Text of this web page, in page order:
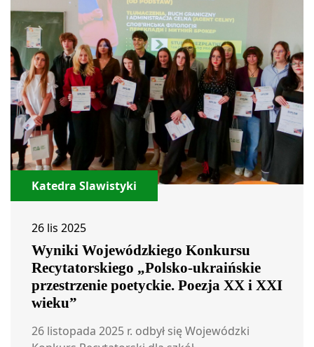
Katedra Slawistyki
26 lis 2025
Wyniki Wojewódzkiego Konkursu
Recytatorskiego „Polsko-ukraińskie
przestrzenie poetyckie. Poezja XX i XXI
wieku”
26 listopada 2025 r. odbył się Wojewódzki